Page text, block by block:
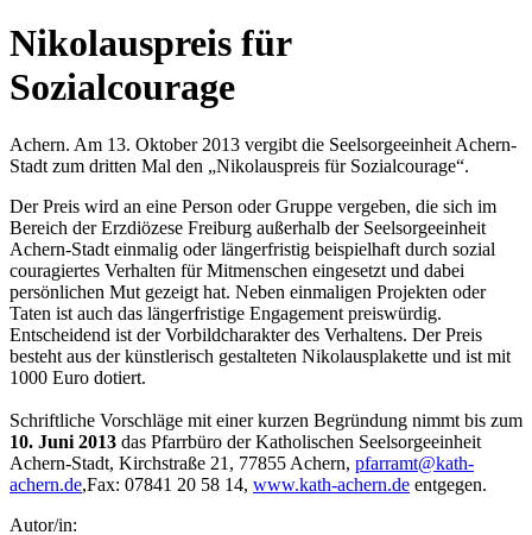
Nikolauspreis für
Sozialcourage
Achern. Am 13. Oktober 2013 vergibt die Seelsorgeeinheit Achern-
Stadt zum dritten Mal den „Nikolauspreis für Sozialcourage“.
Der Preis wird an eine Person oder Gruppe vergeben, die sich im
Bereich der Erzdiözese Freiburg außerhalb der Seelsorgeeinheit
Achern-Stadt einmalig oder längerfristig beispielhaft durch sozial
couragiertes Verhalten für Mitmenschen eingesetzt und dabei
persönlichen Mut gezeigt hat. Neben einmaligen Projekten oder
Taten ist auch das längerfristige Engagement preiswürdig.
Entscheidend ist der Vorbildcharakter des Verhaltens. Der Preis
besteht aus der künstlerisch gestalteten Nikolausplakette und ist mit
1000 Euro dotiert.
Schriftliche Vorschläge mit einer kurzen Begründung nimmt bis zum
10. Juni 2013 das Pfarrbüro der Katholischen Seelsorgeeinheit
Achern-Stadt, Kirchstraße 21, 77855 Achern, pfarramt@kath-
achern.de,Fax: 07841 20 58 14, www.kath-achern.de entgegen.
Autor/in: